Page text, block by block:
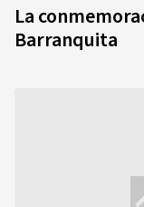
La
Barranquita